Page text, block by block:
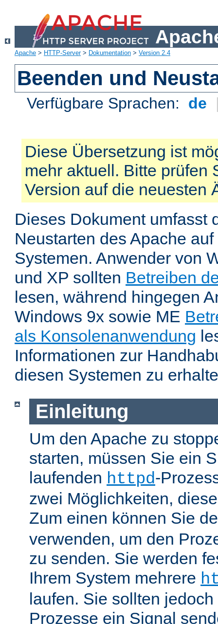
Apache > HTTP-Server> Dokumentation > Version 2.4
Beenden und
Verfügbare Sprachen: de
Diese Übersetzung ist
mehr aktuell. Bitte prüfen
Version auf die neuesten
Dieses Dokument umfasst
Neustarten des Apache
Systemen. Anwender von
und XP sollten Betreiben
lesen, während hingegen
Windows 9x sowie ME
als Konsolenanwendung
Informationen zur
diesen Systemen zu
Einleitung
Um den Apache zu
starten, müssen Sie ein
laufenden httpd-
zwei Möglichkeiten,
Zum einen können Sie
verwenden, um den
zu senden. Sie werden
Ihrem System mehrere
laufen. Sie sollten
Prozesse ein Signal